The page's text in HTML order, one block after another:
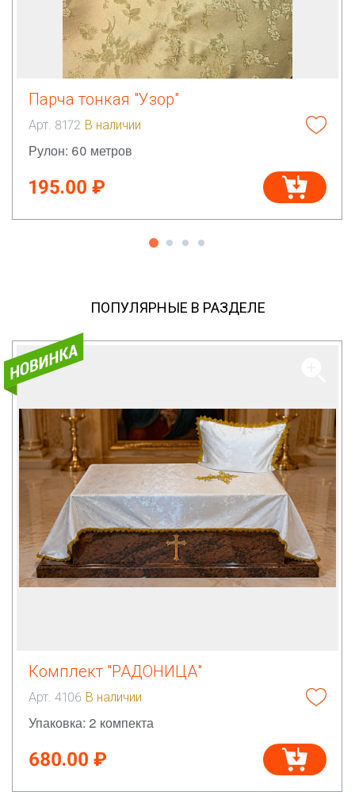
Парча тонкая "Узор"
Арт. 8172 В наличии
Рулон: 60 метров
195.00 ₽
ПОПУЛЯРНЫЕ В РАЗДЕЛЕ
Комплект "РАДОНИЦА"
Арт. 4106 В наличии
Упаковка: 2 компекта
680.00 ₽